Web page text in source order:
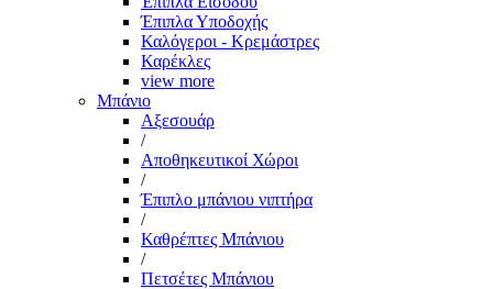
Έπιπλα Υποδοχής
Καλόγεροι - Κρεμάστρες
Καρέκλες
view more
Μπάνιο
Αξεσουάρ
/
Αποθηκευτικοί Χώροι
/
Έπιπλο μπάνιου νιπτήρα
/
Καθρέπτες Μπάνιου
/
Πετσέτες Μπάνιου